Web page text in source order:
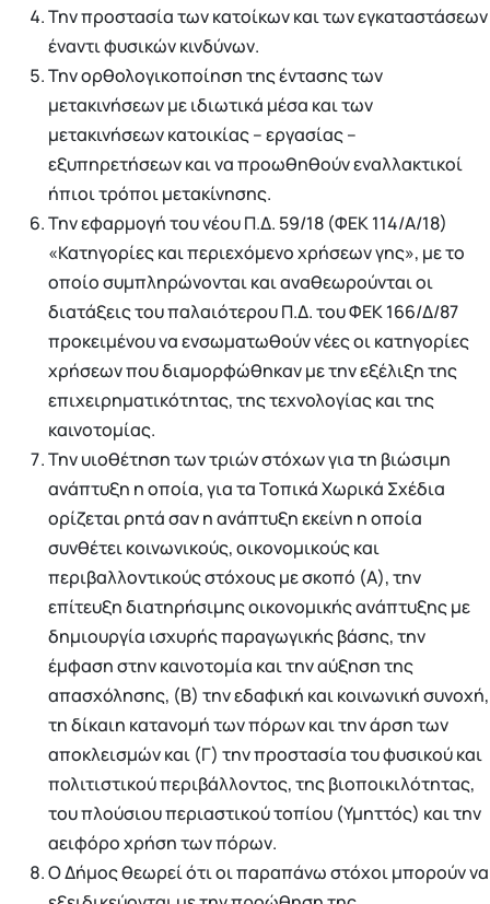
Την προστασία των κατοίκων και των εγκαταστάσεων
έναντι φυσικών κινδύνων.
Την ορθολογικοποίηση της έντασης των
μετακινήσεων με ιδιωτικά μέσα και των
μετακινήσεων κατοικίας – εργασίας –
εξυπηρετήσεων και να προωθηθούν εναλλακτικοί
ήπιοι τρόποι μετακίνησης.
Την εφαρμογή του νέου Π.Δ. 59/18 (ΦΕΚ 114/Α/18)
«Κατηγορίες και περιεχόμενο χρήσεων γης», με το
οποίο συμπληρώνονται και αναθεωρούνται οι
διατάξεις του παλαιότερου Π.Δ. του ΦΕΚ 166/Δ/87
προκειμένου να ενσωματωθούν νέες οι κατηγορίες
χρήσεων που διαμορφώθηκαν με την εξέλιξη της
επιχειρηματικότητας, της τεχνολογίας και της
καινοτομίας.
Την υιοθέτηση των τριών στόχων για τη βιώσιμη
ανάπτυξη η οποία, για τα Τοπικά Χωρικά Σχέδια
ορίζεται ρητά σαν η ανάπτυξη εκείνη η οποία
συνθέτει κοινωνικούς, οικονομικούς και
περιβαλλοντικούς στόχους με σκοπό (Α), την
επίτευξη διατηρήσιμης οικονομικής ανάπτυξης με
δημιουργία ισχυρής παραγωγικής βάσης, την
έμφαση στην καινοτομία και την αύξηση της
απασχόλησης, (Β) την εδαφική και κοινωνική συνοχή,
τη δίκαιη κατανομή των πόρων και την άρση των
αποκλεισμών και (Γ) την προστασία του φυσικού και
πολιτιστικού περιβάλλοντος, της βιοποικιλότητας,
του πλούσιου περιαστικού τοπίου (Υμηττός) και την
αειφόρο χρήση των πόρων.
Ο Δήμος θεωρεί ότι οι παραπάνω στόχοι μπορούν να